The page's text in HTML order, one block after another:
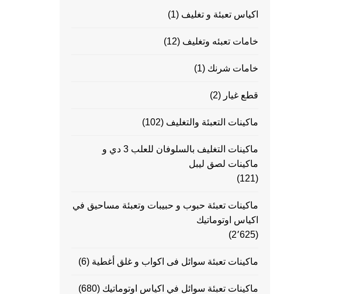
اكياس تعبئة و تغليف (1)
خامات تعبئه وتغليف (12)
خامات شرنك (1)
قطع غيار (2)
ماكينات التعبئة والتغليف (102)
ماكينات التغليف بالسلوفان للعلب 3 دي و
ماكينات لصق ليبل
(121)
ماكينات تعبئة حبوب و حبيبات وتعبئة مساحيق في
اكياس اوتوماتيك
(2٬625)
ماكينات تعبئة سوائل فى اكواب و غلق أغطية (6)
ماكينات تعبئة سوائل في اكياس اوتوماتيك (680)